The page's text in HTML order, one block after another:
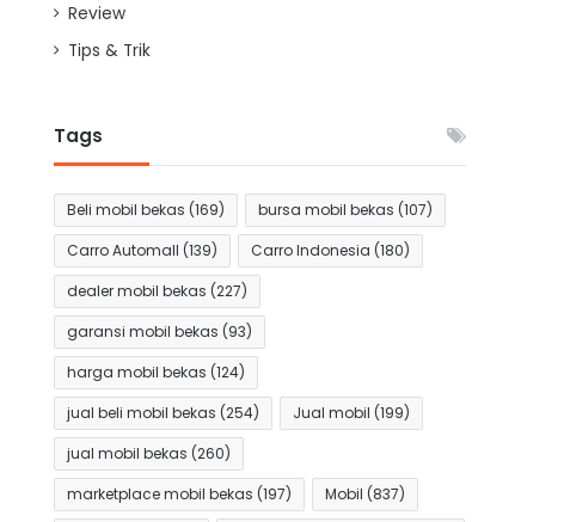
Review
Tips & Trik
Tags
Beli mobil bekas (169) bursa mobil bekas (107)
Carro Automall (139) Carro Indonesia (180)
dealer mobil bekas (227)
garansi mobil bekas (93)
harga mobil bekas (124)
jual beli mobil bekas (254) Jual mobil (199)
jual mobil bekas (260)
marketplace mobil bekas (197) Mobil (837)